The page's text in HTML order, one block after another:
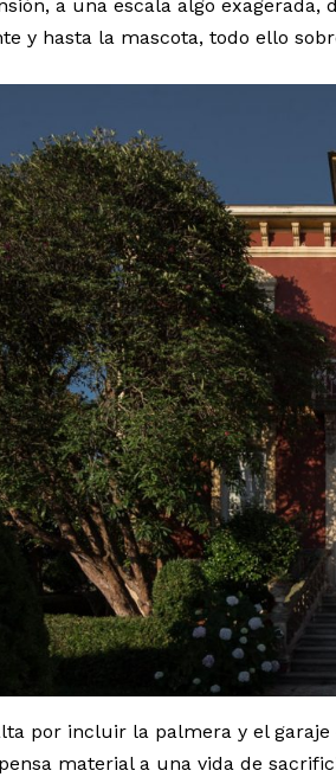
a una escala algo
y hasta la mascota, todo ello
por incluir la palmera y el
material a una vida de